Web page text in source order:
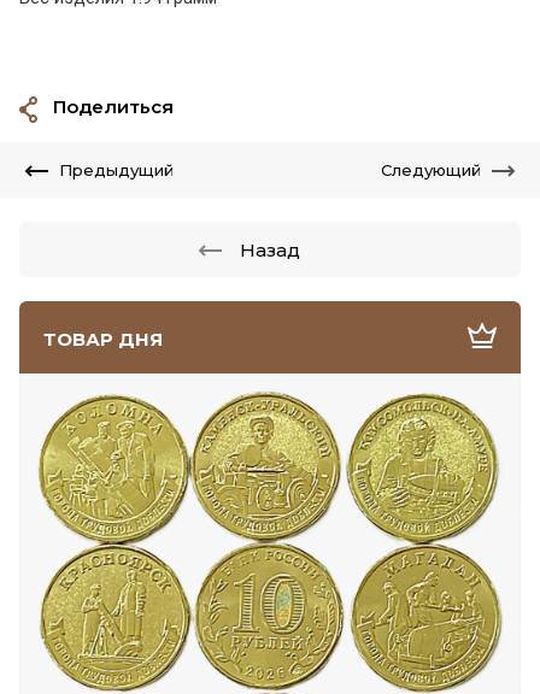
ТОВАР ДНЯ
Поделиться
Предыдущий Следующий
Назад